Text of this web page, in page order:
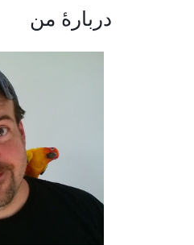
دربارهٔ من